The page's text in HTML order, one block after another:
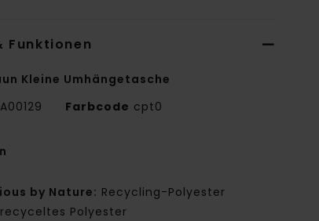
Funktionen
Kleine Umhängetasche
Farbcode cpt0
by Nature: Recycling-Polyester
recyceltes Polyester